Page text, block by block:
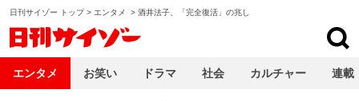
日刊サイゾー トップ> エンタメ > 酒井法子、「完全復活」の兆し
エンタメ お笑い ドラマ 社会 カルチャー 連載